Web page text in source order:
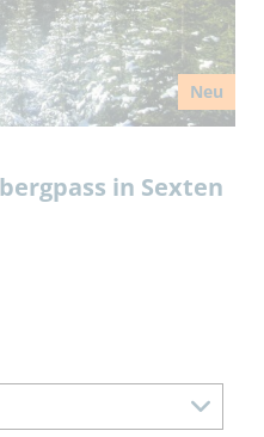
Neu
in Sexten